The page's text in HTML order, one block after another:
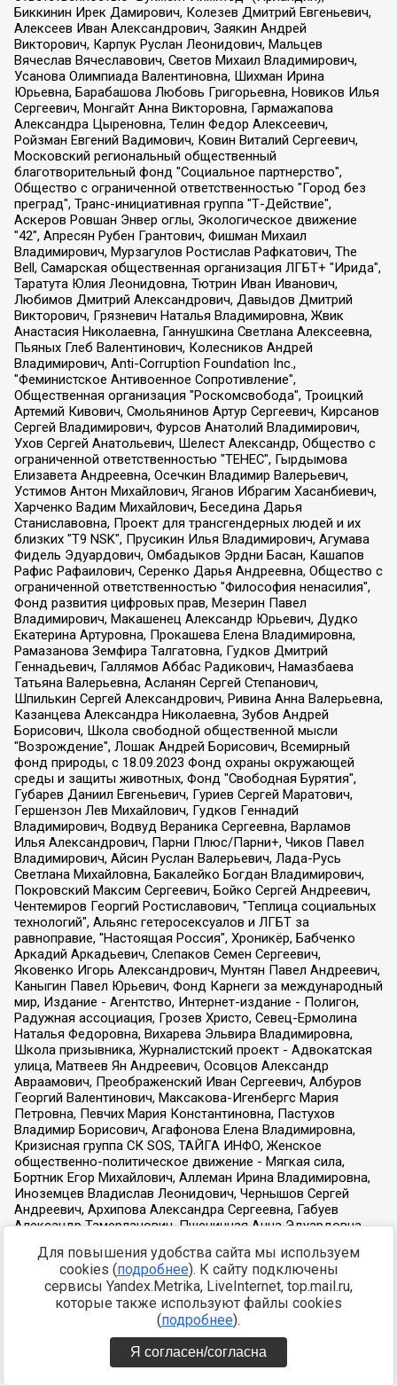
Для повышения удобства сайта мы используем
cookies (подробнее). К сайту подключены
сервисы Yandex.Metrika, LiveInternet, top.mail.ru,
которые также используют файлы cookies
(подробнее).
Я согласен/согласна